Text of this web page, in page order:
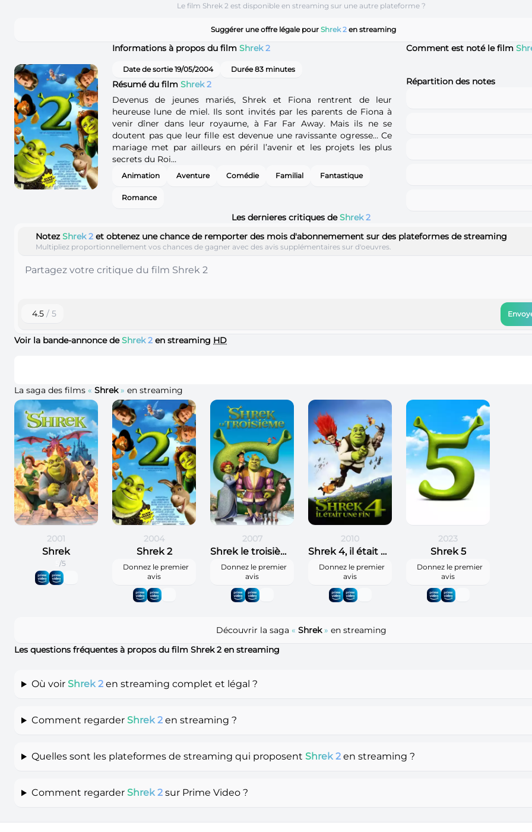
Le film Shrek 2 est disponible en streaming sur une autre plateforme ?
Suggérer une offre légale pour Shrek 2 en streaming
Informations à propos du film Shrek 2
Date de sortie 19/05/2004 Durée 83 minutes
Résumé du film Shrek 2
Devenus de jeunes mariés, Shrek et Fiona rentrent de leur
heureuse lune de miel. Ils sont invités par les parents de Fiona à
venir dîner dans leur royaume, à Far Far Away. Mais ils ne se
doutent pas que leur fille est devenue une ravissante ogresse… Ce
mariage met par ailleurs en péril l’avenir et les projets les plus
secrets du Roi…
Animation Aventure Comédie Familial Fantastique
Romance
Comment est noté le film
Répartition des notes
Les dernieres critiques deShrek 2
NotezShrek 2 et obtenez une chance de remporter des mois d'abonnemement sur des plateformes de streaming
Multipliez proportionnellement vos chances de gagner avec des avis supplémentaires sur d'oeuvres.
4.5 / 5
Voir la bande-annonce deShrek 2 en streaming HD
La saga des films « Shrek » en streaming
2001
Shrek
/5
2004
Shrek 2
Donnez le premier
avis
2007
Shrek le troisième
Donnez le premier
avis
2010
Shrek 4, il était une fin
Donnez le premier
avis
2023
Shrek 5
Donnez le premier
avis
Découvrir la saga « Shrek » en streaming
Les questions fréquentes à propos du film Shrek 2 en streaming
Où voir Shrek 2en streaming complet et légal ?
Comment regarder Shrek 2en streaming ?
Quelles sont les plateformes de streaming qui proposent Shrek 2en streaming ?
Comment regarder Shrek 2sur Prime Video ?